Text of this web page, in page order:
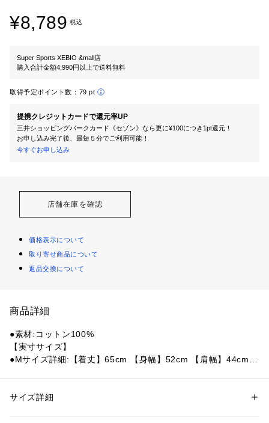
¥8,789 税込
Super Sports XEBIO &mall店
購入合計金額4,990円以上で送料無料
取得予定ポイント数： 79 pt
提携クレジットカードで還元率UP
三井ショッピングパークカード《セゾン》なら更に¥100につき1pt還元！
お申し込み完了後、最短５分でご利用可能！
今すぐお申し込み
店舗在庫を確認
価格表示について
取り寄せ商品について
返品交換について
商品詳細
●素材:コットン100%
【実寸サイズ】
●Mサイズ詳細:【着丈】65cm 【身幅】52cm 【肩幅】44cm
【袖丈】23cm 【裾幅】55cm 【袖口幅】15cm
性別：レディース
サイズ詳細